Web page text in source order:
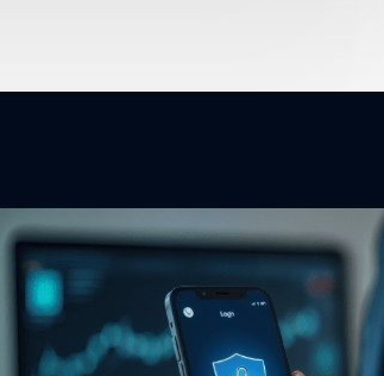
利用いただけません。
法を利用する前に、まず元の入金方法へ返金される必要があります。
われなかった場合、出金額の3％の手数料がかかります。
ジネス向けや丁寧な文体にもできますよ。
問い合わせくださいお問い合わせ先はこちら です。
かご提案がありましたら、ご連絡 ください。